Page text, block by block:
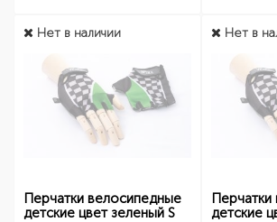
Нет в наличии
Перчатки велосипедные
детские цвет зеленый S
Нет в
детские